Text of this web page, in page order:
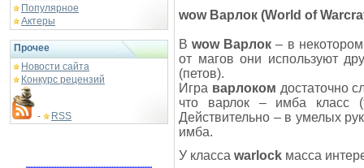
Популярное
Актеры
Прочее
Новости сайта
Конкурс рецензий
- RSS
wow Варлок (World of
Вwow Варлок – в
от магов они используют
(петов).
Игра варлоком достаточно
что варлок – имба класс
Действительно – в умелых
имба.
У класса warlock масса